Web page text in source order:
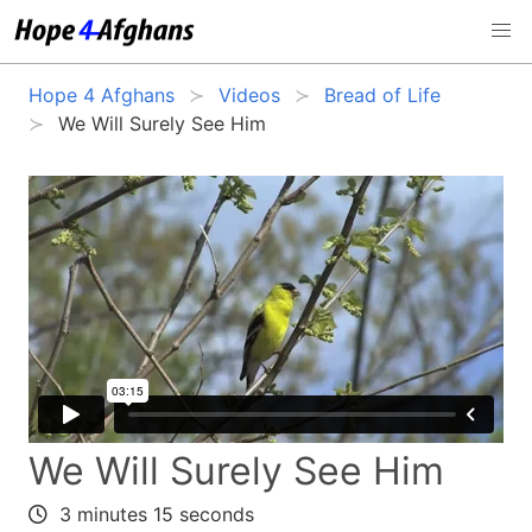
Hope 4 Afghans Videos
Bread of Life
We Will Surely See Him
We Will Surely See Him
3 minutes 15 seconds